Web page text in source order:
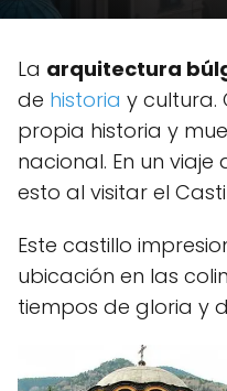
La arquitectura
de historia y cultura.
propia historia y
nacional. En un viaje
esto al visitar el
Este castillo
ubicación en las
tiempos de gloria y